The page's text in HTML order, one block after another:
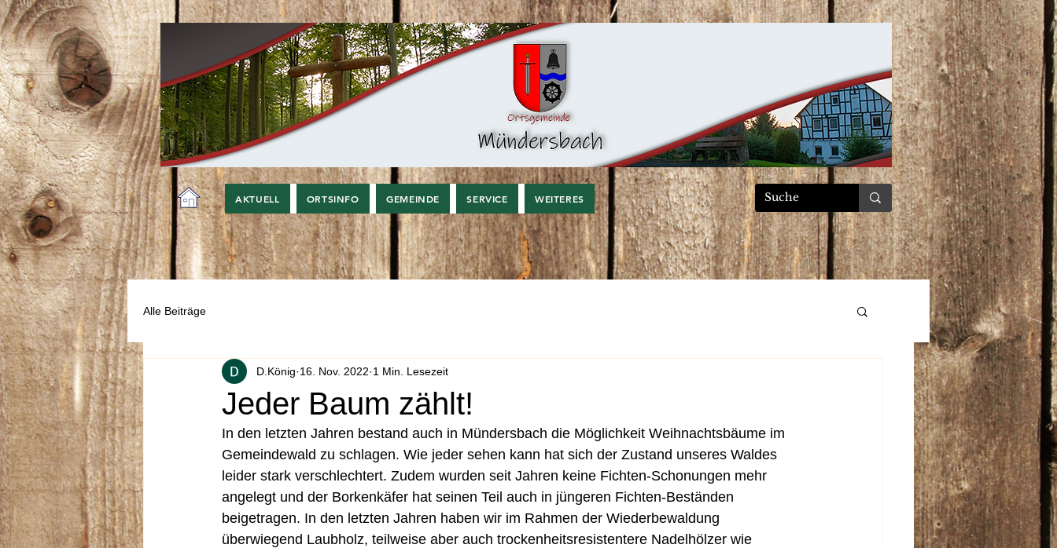
AKTUELL ORTSINFO GEMEINDE SERVICE WEITERES
Alle Beiträge
Jeder Baum zählt!
D.König 16. Nov. 2022 1 Min. Lesezeit
In den letzten Jahren bestand auch in Mündersbach die Möglichkeit Weihnachtsbäume im
Gemeindewald zu schlagen. Wie jeder sehen kann hat sich der Zustand unseres Waldes
leider stark verschlechtert. Zudem wurden seit Jahren keine Fichten-Schonungen mehr
angelegt und der Borkenkäfer hat seinen Teil auch in jüngeren Fichten-Beständen
beigetragen. In den letzten Jahren haben wir im Rahmen der Wiederbewaldung
überwiegend Laubholz, teilweise aber auch trockenheitsresistentere Nadelhölzer wie